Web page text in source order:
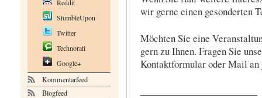
Reddit
StumbleUpon
Twitter
Technorati
Google+
Kommentarfeed
Blogfeed
wir gerne einen gesonderten
Möchten Sie eine
gern zu Ihnen. Fragen Sie
Kontaktformular oder Mail